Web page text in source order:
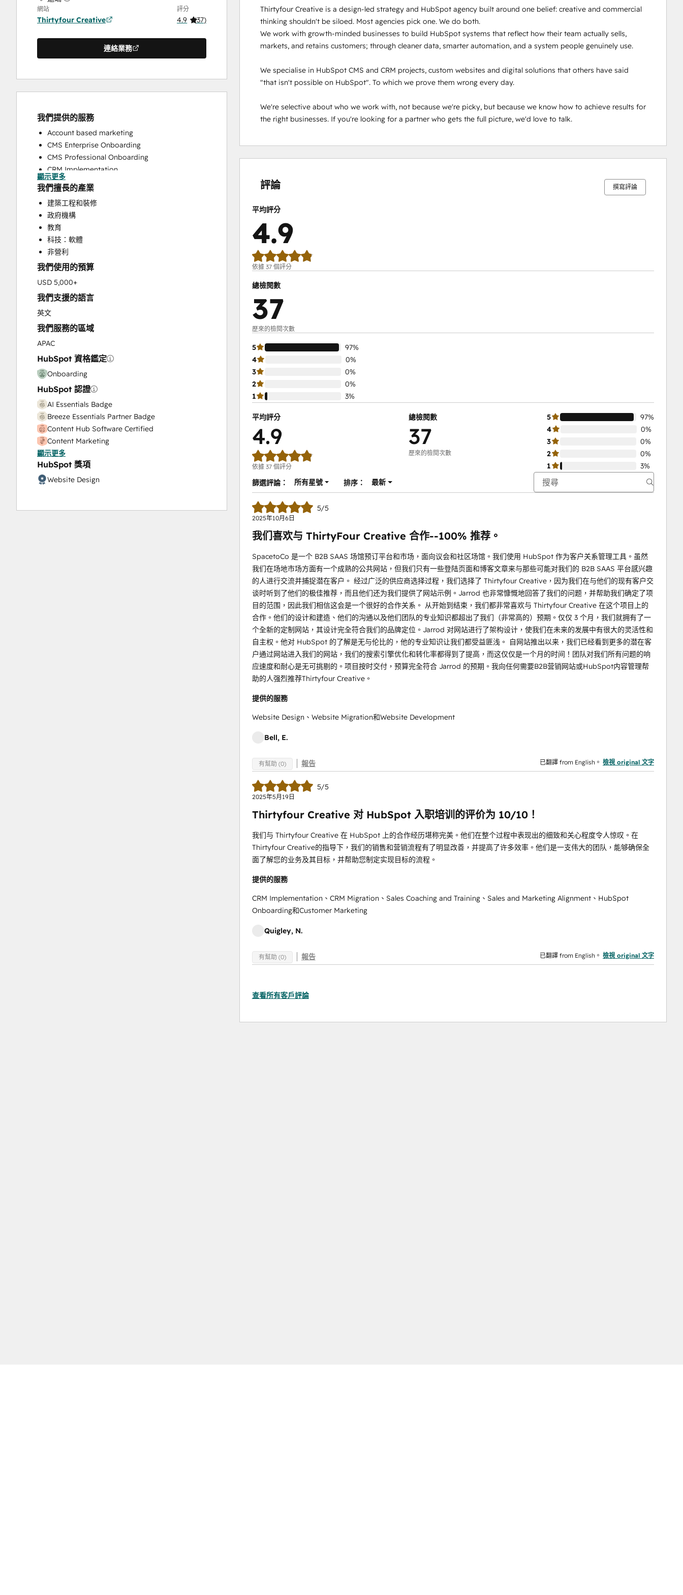
網站
Thirtyfour Creative
評分
4.9 (37)
連絡業務
我們提供的服務
Account based marketing
CMS Enterprise Onboarding
CMS Professional Onboarding
CRM Implementation
CRM Migration
Custom API Integrations
Customer Marketing
Customer Success Training
Customer Support Training
HubSpot Onboarding
Marketing Hub Enterprise Onboarding
Marketing Hub Professional Onboarding
Sales and Marketing Alignment
Sales Coaching and Training
Sales Enablement
Sales Hub Enterprise Onboarding
Sales Hub Professional Onboarding
Service Hub Enterprise Onboarding
Service Hub Professional Onboarding
Website Design
Website Development
Website Migration
顯示更多
我們擅長的產業
建築工程和裝修
政府機構
教育
科技：軟體
非營利
我們使用的預算
USD 5,000+
我們支援的語言
英文
我們服務的區域
APAC
HubSpot 資格鑑定
Onboarding
HubSpot 認證
AI Essentials Badge
Breeze Essentials Partner Badge
Content Hub Software Certified
Content Marketing
CRM Data Migration Certification
Digital Marketing
Guided Client Onboarding
顯示更多
HubSpot 獎項
Website Design
Thirtyfour Creative is a design-led strategy and HubSpot agency built around one belief: creative and commercial
thinking shouldn't be siloed. Most agencies pick one. We do both.
We work with growth-minded businesses to build HubSpot systems that reflect how their team actually sells,
markets, and retains customers; through cleaner data, smarter automation, and a system people genuinely use.
We specialise in HubSpot CMS and CRM projects, custom websites and digital solutions that others have said
"that isn't possible on HubSpot". To which we prove them wrong every day.
We're selective about who we work with, not because we're picky, but because we know how to achieve results for
the right businesses. If you're looking for a partner who gets the full picture, we'd love to talk.
評論 撰寫評論
平均評分
4.9
依據 37 個評分
總檢閱數
37
歷來的檢閱次數
5
97%
4
成
0%
3
成
0%
2
成
0%
1
成
3%
平均評分
4.9
依據 37 個評分
總檢閱數
37
歷來的檢閱次數
5
97%
4
0%
3
0%
2
0%
1
3%
篩選評論：
所有星號 排序： 最新
5/5
2025年10月6日
我们喜欢与 ThirtyFour Creative 合作--100% 推荐。
SpacetoCo 是一个 B2B SAAS 场馆预订平台和市场，面向议会和社区场馆。我们使用 HubSpot 作为客户关系管理工具。虽然
我们在场地市场方面有一个成熟的公共网站，但我们只有一些登陆页面和博客文章来与那些可能对我们的 B2B SAAS 平台感兴趣
的人进行交流并捕捉潜在客户。 经过广泛的供应商选择过程，我们选择了 Thirtyfour Creative，因为我们在与他们的现有客户交
谈时听到了他们的极佳推荐，而且他们还为我们提供了网站示例。Jarrod 也非常慷慨地回答了我们的问题，并帮助我们确定了项
目的范围，因此我们相信这会是一个很好的合作关系。 从开始到结束，我们都非常喜欢与 Thirtyfour Creative 在这个项目上的
合作。他们的设计和建造、他们的沟通以及他们团队的专业知识都超出了我们（非常高的）预期。仅仅 3 个月，我们就拥有了一
个全新的定制网站，其设计完全符合我们的品牌定位。Jarrod 对网站进行了架构设计，使我们在未来的发展中有很大的灵活性和
自主权。他对 HubSpot 的了解是无与伦比的，他的专业知识让我们都受益匪浅。 自网站推出以来，我们已经看到更多的潜在客
户通过网站进入我们的网站，我们的搜索引擎优化和转化率都得到了提高，而这仅仅是一个月的时间！团队对我们所有问题的响
应速度和耐心是无可挑剔的。项目按时交付，预算完全符合 Jarrod 的预期。我向任何需要B2B营销网站或HubSpot内容管理帮
助的人强烈推荐Thirtyfour Creative。
提供的服務
Website Design、Website Migration和Website Development
Bell, E.
有幫助 (0) 報告 已翻譯 from English。 檢視 original 文字
5/5
2025年5月19日
Thirtyfour Creative 对 HubSpot 入职培训的评价为 10/10！
我们与 Thirtyfour Creative 在 HubSpot 上的合作经历堪称完美。他们在整个过程中表现出的细致和关心程度令人惊叹。在
Thirtyfour Creative的指导下，我们的销售和营销流程有了明显改善，并提高了许多效率。他们是一支伟大的团队，能够确保全
面了解您的业务及其目标，并帮助您制定实现目标的流程。
提供的服務
CRM Implementation、CRM Migration、Sales Coaching and Training、Sales and Marketing Alignment、HubSpot
Onboarding和Customer Marketing
Quigley, N.
有幫助 (0) 報告 已翻譯 from English。 檢視 original 文字
查看所有客戶評論